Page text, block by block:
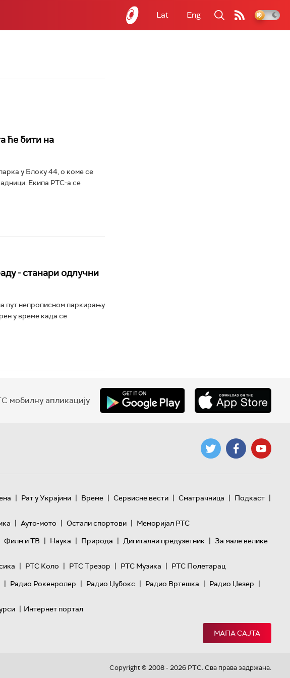
Lat Eng
ће бити на
у Блоку 44, о коме се
Екипа РТС-а се
- станари одлучни
пут непрописном паркирању
у време када се
мобилну апликацију
| Рат у Украјини | Време | Сервисне вести | Сматрачница | Подкаст |
| Ауто-мото | Остали спортови | Меморијал РТС
Филм и ТВ | Наука | Природа | Дигитални предузетник | За мале велике
| РТС Коло | РТС Трезор | РТС Музика | РТС Полетарац
| Радио Рокенролер | Радио Џубокс | Радио Вртешка | Радио Џезер |
| Интернет портал
МАПА САЈТА
Copyright © 2008 - 2026 РТС. Сва права задржана.